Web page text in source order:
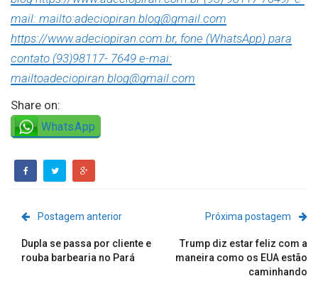
mail: mailto:adeciopiran.blog@gmail.com
https://www.adeciopiran.com.br, fone (WhatsApp) para
contato (93)98117- 7649 e-mai:
mailtoadeciopiran.blog@gmail.com
Share on:
WhatsApp
Postagem anterior
Dupla se passa por cliente e
rouba barbearia no Pará
Próxima postagem
Trump diz estar feliz com a
maneira como os EUA estão
caminhando